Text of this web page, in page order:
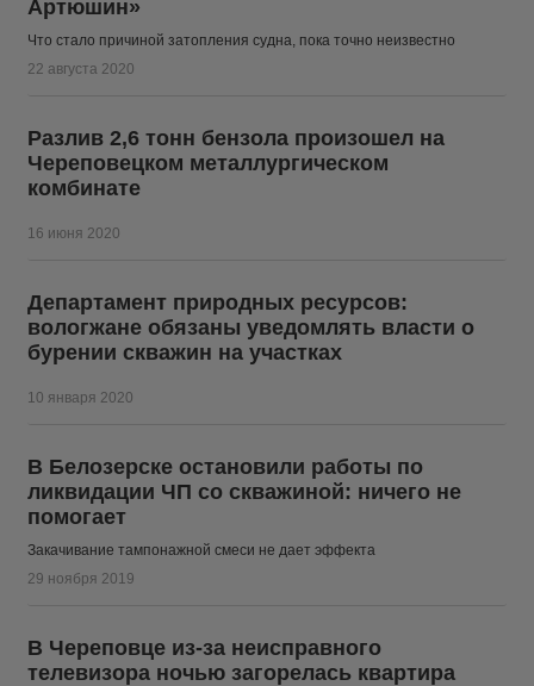
Артюшин»
Что стало причиной затопления судна, пока точно неизвестно
22 августа 2020
Разлив 2,6 тонн бензола произошел на
Череповецком металлургическом
комбинате
16 июня 2020
Департамент природных ресурсов:
вологжане обязаны уведомлять власти о
бурении скважин на участках
10 января 2020
В Белозерске остановили работы по
ликвидации ЧП со скважиной: ничего не
помогает
Закачивание тампонажной смеси не дает эффекта
29 ноября 2019
В Череповце из-за неисправного
телевизора ночью загорелась квартира